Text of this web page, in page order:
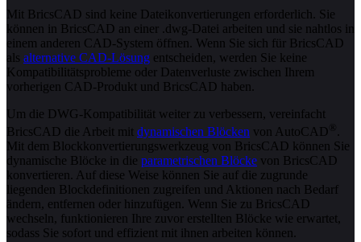
Mit BricsCAD sind keine Dateikonvertierungen erforderlich. Sie
können in BricsCAD an einer .dwg-Datei arbeiten und sie nahtlos in
einem anderen CAD-System öffnen. Wenn Sie sich für BricsCAD
als alternative CAD-Lösung entscheiden, werden Sie keine
Kompatibilitätsprobleme oder Datenverluste zwischen Ihrem
vorherigen CAD-Produkt und BricsCAD haben.
Um die DWG-Kompatibilität weiter zu verbessern, vereinfacht
BricsCAD die Arbeit mit dynamischen Blöcken von AutoCAD ®
Mit dem Blockkonvertierungswerkzeug von BricsCAD können Sie
dynamische Blöcke in die parametrischen Blöcke von BricsCAD
konvertieren. Auf diese Weise können Sie auf die zugrunde
liegenden Blockdefinitionen zugreifen und Aktionen nach Bedarf
ändern, entfernen oder hinzufügen. Wenn Sie zu BricsCAD
wechseln, funktionieren Ihre zuvor erstellten Blöcke wie erwartet,
sodass Sie sofort und effizient mit ihnen arbeiten können.